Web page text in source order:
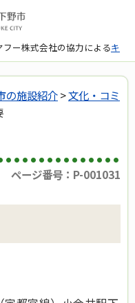
ー株式会社の協力によるキ
の施設紹介>文化・コミ
ページ番号：P-001031